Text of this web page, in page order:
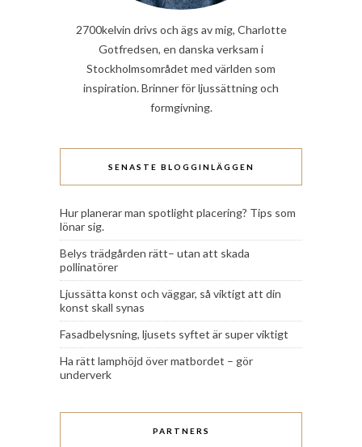
2700kelvin drivs och ägs av mig, Charlotte
Gotfredsen, en danska verksam i
Stockholmsområdet med världen som
inspiration. Brinner för ljussättning och
formgivning.
SENASTE BLOGGINLÄGGEN
Hur planerar man spotlight placering? Tips som
lönar sig.
Belys trädgården rätt– utan att skada
pollinatörer
Ljussätta konst och väggar, så viktigt att din
konst skall synas
Fasadbelysning, ljusets syftet är super viktigt
Ha rätt lamphöjd över matbordet – gör
underverk
PARTNERS